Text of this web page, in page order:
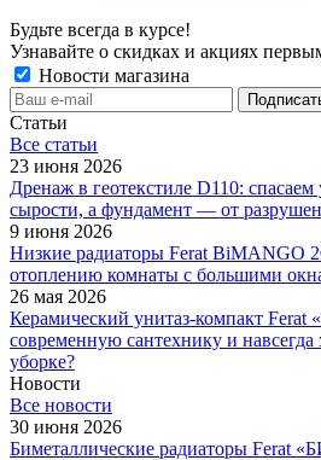
Будьте всегда в курсе!
Узнавайте о скидках и акциях
Новости магазина
Статьи
Все cтатьи
23 июня 2026
Дренаж в геотекстиле D110: спасаем
сырости, а фундамент — от
9 июня 2026
Низкие радиаторы Ferat BiMANGO
отоплению комнаты с большими
26 мая 2026
Керамический унитаз-компакт
современную сантехнику и навсегда
уборке?
Новости
Все новости
30 июня 2026
Биметаллические радиаторы Ferat